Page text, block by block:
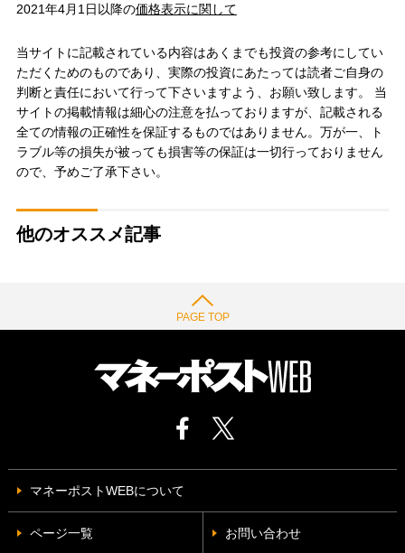
2021年4月1日以降の価格表示に関して
当サイトに記載されている内容はあくまでも投資の参考にしてい
ただくためのものであり、実際の投資にあたっては読者ご自身の
判断と責任において行って下さいますよう、お願い致します。 当
サイトの掲載情報は細心の注意を払っておりますが、記載される
全ての情報の正確性を保証するものではありません。万が一、ト
ラブル等の損失が被っても損害等の保証は一切行っておりません
ので、予めご了承下さい。
他のオススメ記事
PAGE TOP
マネーポストWEBについて
ページ一覧 お問い合わせ